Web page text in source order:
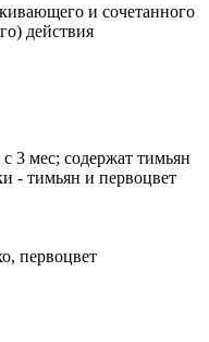
и сочетанного
действия
3 мес; содержат тимьян
- тимьян и первоцвет
первоцвет